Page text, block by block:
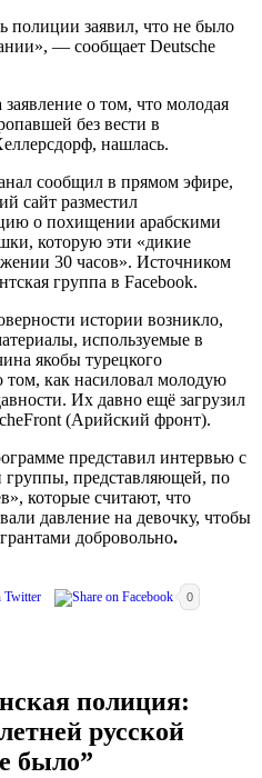
полиции заявил, что не было
— сообщает Deutsche
о том, что молодая
без вести в
нашлась.
сообщил в прямом эфире,
сайт разместил
о похищении арабскими
которую эти «дикие
30 часов». Источником
группа в Facebook.
истории возникло,
используемые в
якобы турецкого
том, как насиловал молодую
Их давно ещё загрузил
(Арийский фронт).
представил интервью с
группы, представляющей, по
которые считают, что
давление на девочку, чтобы
добровольно.
0
полиция:
русской
было”